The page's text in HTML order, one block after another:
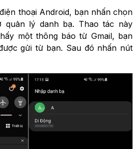
thoại Android, bạn nhấn chọn
quản lý danh bạ. Thao tác này
một thông báo từ Gmail, bạn
gửi từ bạn. Sau đó nhấn nút